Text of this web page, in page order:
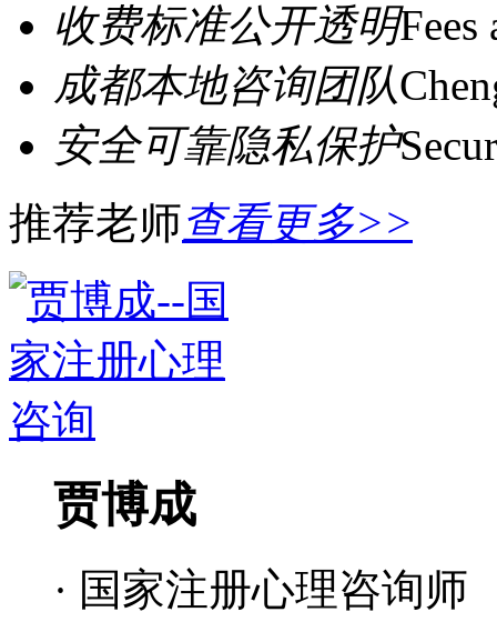
收费标准公开透明Fees
成都本地咨询团队
安全可靠隐私保护
推荐老师查看更多>>
贾博成
· 国家注册心理咨询师